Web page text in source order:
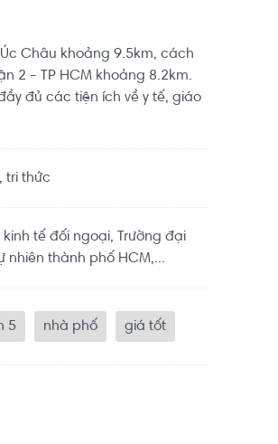
Châu khoảng 9.5km, cách
2 - TP HCM khoảng 8.2km.
đủ các tiện ích về y tế, giáo
tri thức
kinh tế đối ngoại, Trường đại
nhiên thành phố HCM,...
5 nhà phố giá tốt